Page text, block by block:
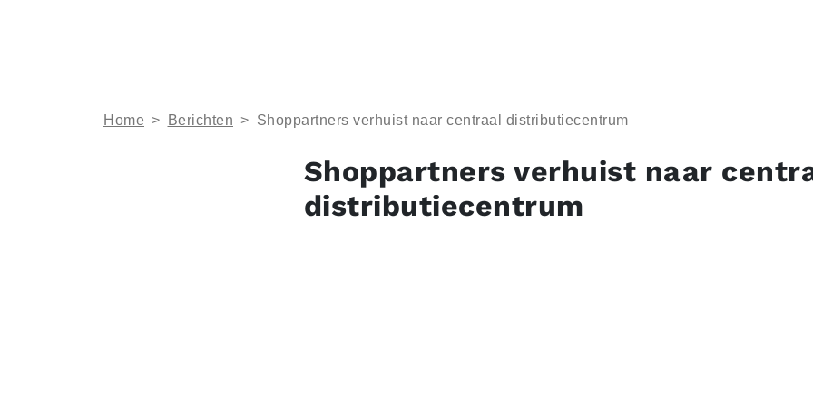
Home > Berichten > Shoppartners verhuist naar centraal distributiecentrum
Shoppartners verhuist naar
distributiecentrum